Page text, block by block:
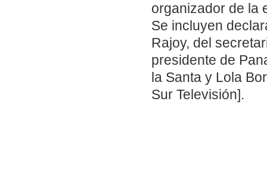
organizador de la
Se incluyen
Rajoy, del
presidente de
la Santa y Lola
Sur Televisión].